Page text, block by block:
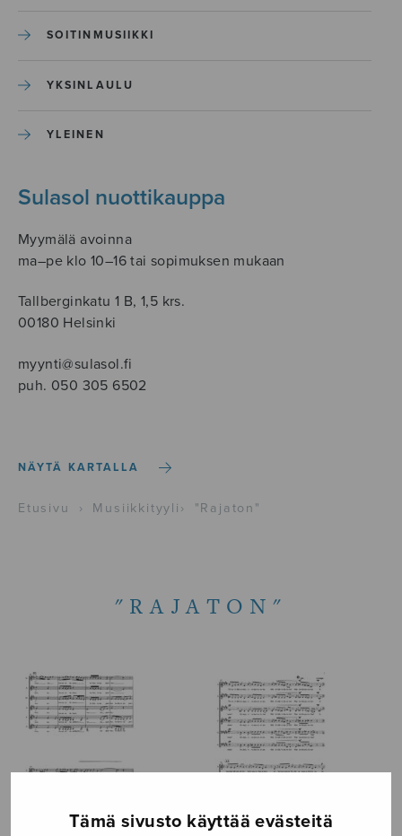
Tämä sivusto käyttää evästeitä
SOITINMUSIIKKI
YKSINLAULU
YLEINEN
Sulasol nuottikauppa
Myymälä avoinna
ma–pe klo 10–16 tai sopimuksen mukaan
Tallberginkatu 1 B, 1,5 krs.
00180 Helsinki
myynti@sulasol.fi
puh. 050 305 6502
NÄYTÄ KARTALLA
Etusivu › Musiikkityyli › "Rajaton"
"RAJATON"